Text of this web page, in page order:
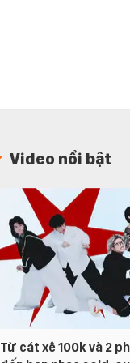
Video nổi bật
Từ cát xê 100k và 2